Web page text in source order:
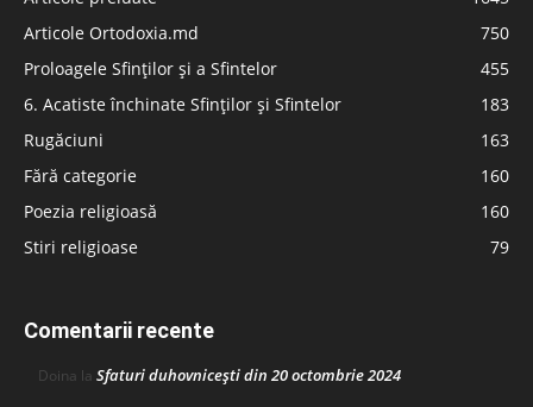
Articole Ortodoxia.md
750
Proloagele Sfinților și a Sfintelor
455
6. Acatiste închinate Sfinților și Sfintelor
183
Rugăciuni
163
Fără categorie
160
Poezia religioasă
160
Stiri religioase
79
Comentarii recente
Doina la Sfaturi duhovnicești din 20 octombrie 2024